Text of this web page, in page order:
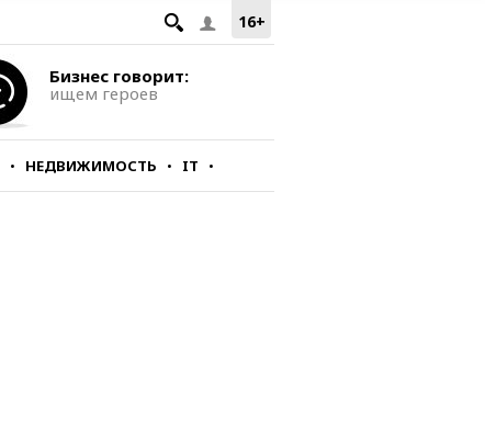
16+
Бизнес говорит:
ищем героев
НЕДВИЖИМОСТЬ IT